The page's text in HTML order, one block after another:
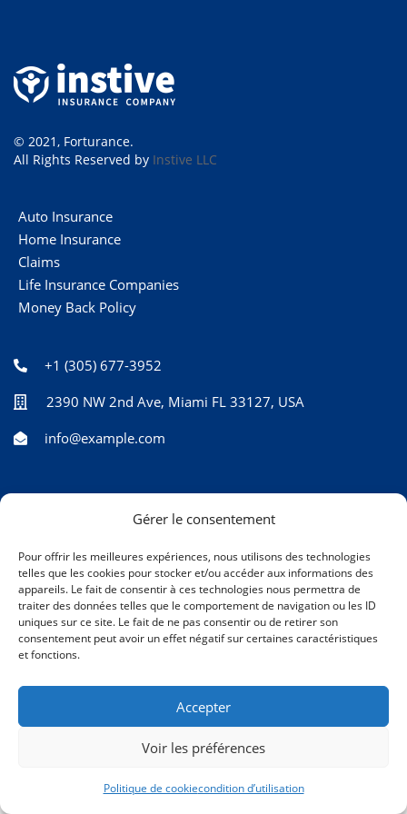
Gérer le consentement
Pour offrir les meilleures expériences, nous utilisons des technologies
telles que les cookies pour stocker et/ou accéder aux informations des
appareils. Le fait de consentir à ces technologies nous permettra de
traiter des données telles que le comportement de navigation ou les ID
uniques sur ce site. Le fait de ne pas consentir ou de retirer son
consentement peut avoir un effet négatif sur certaines caractéristiques
et fonctions.
Accepter
Voir les préférences
Politique de cookiecondition d’utilisation
© 2021, Forturance.
All Rights Reserved by Instive LLC
Auto Insurance
Home Insurance
Claims
Life Insurance Companies
Money Back Policy
+1 (305) 677-3952
2390 NW 2nd Ave, Miami FL 33127, USA
info@example.com